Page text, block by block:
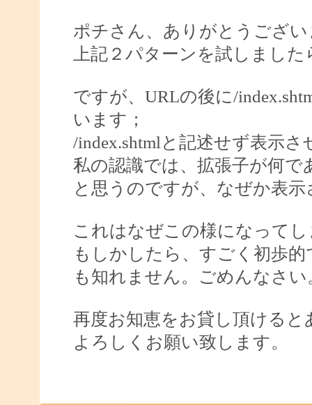
ポチさん、ありがとうござい
上記２パターンを試しまし
ですが、URLの後に/
います；
/index.shtmlと記述せず表示
私の認識では、拡張子が何
と思うのですが、なぜか表
これはなぜこの様になって
もしかしたら、すごく初歩
も知れません。ごめんなさい
再度お知恵をお貸し頂けると
よろしくお願い致します。